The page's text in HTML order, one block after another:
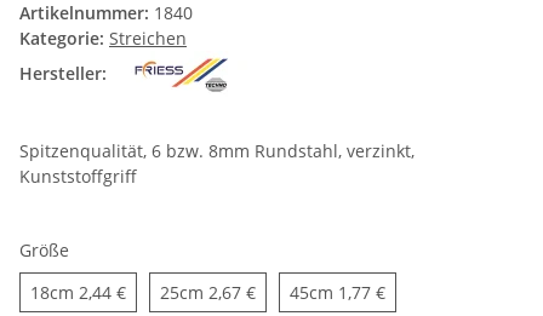
Artikelnummer: 1840
Kategorie: Streichen
Hersteller:
Spitzenqualität, 6 bzw. 8mm Rundstahl, verzinkt,
Kunststoffgriff
Größe
18cm 18cm
2,44 € 25cm 25cm
2,67 € 45cm 45cm
1,77 €